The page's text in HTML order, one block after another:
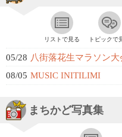
リストで見る トピックで
05/28 八街落花生マラソン大
08/05 MUSIC INITILIMI
まちかど写真集